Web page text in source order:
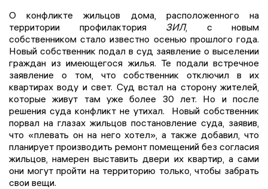
О конфликте жильцов дома, расположенного на
территории профилактория ЗИЛ, с новым
собственником стало известно осенью прошлого года.
Новый собственник подал в суд заявление о выселении
граждан из имеющегося жилья. Те подали встречное
заявление о том, что собственник отключил в их
квартирах воду и свет. Суд встал на сторону жителей,
которые живут там уже более 30 лет. Но и после
решения суда конфликт не утихал. Новый собственник
порвал на глазах жильцов постановление суда, заявив,
что «плевать он на него хотел», а также добавил, что
планирует производить ремонт помещений без согласия
жильцов, намерен выставить двери их квартир, а сами
они могут пройти на территорию только, чтобы забрать
свои вещи.